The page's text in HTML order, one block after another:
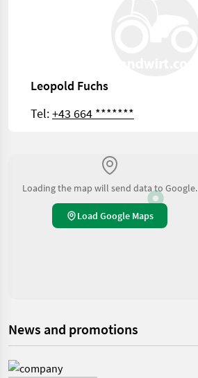
Leopold Fuchs
Tel:+43 664 *******
Loading the map will send data to Google.
Load Google Maps
News and promotions